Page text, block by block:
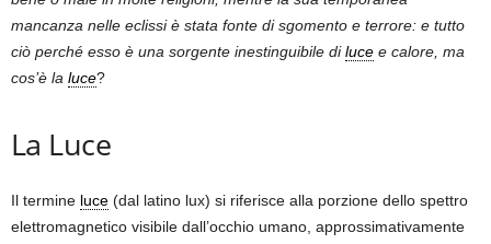
mancanza nelle eclissi è stata fonte di sgomento e terrore: e tutto
ciò perché esso è una sorgente inestinguibile diluce e calore, ma
cos’è la luce?
La Luce
Il termine luce (dal latino lux) si riferisce alla porzione dello spettro
elettromagnetico visibile dall’occhio umano, approssimativamente